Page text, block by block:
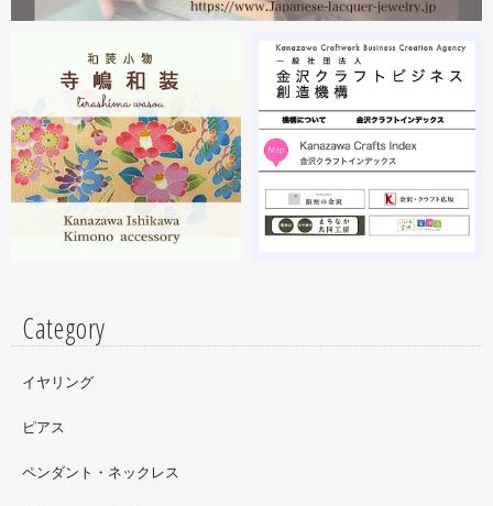
2月19日から23日まで 東京・上野の森美術館で開催中の
『第28回 日本の美術展』に出展しています。
2023.02
昨年初めからT-BASE銀座ギャラリーさんのご依頼で螺鈿
細工のソフビフィギュア装飾のお仕事させていただいてま
す。広面積への螺鈿細工や蒔絵となりますのでかなりの高
額品になりますがご好評のようで嬉しい限りです(^^)写真
はドラマに登場していたキャラクターです。
Category
イヤリング
ピアス
ペンダント・ネックレス